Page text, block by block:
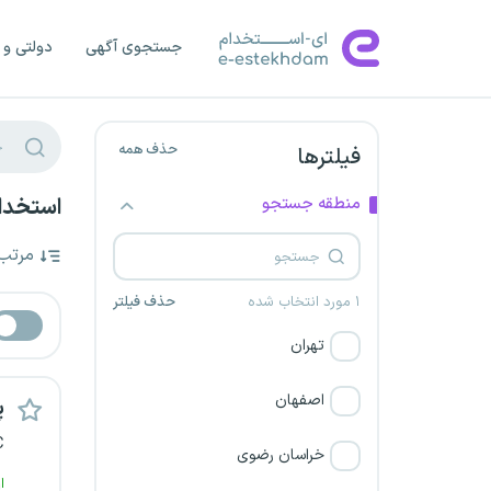
جستجوی آگهی دولتی
فیلترها حذف همه
منطقه جستجو
۱ مورد انتخاب شده حذف فیلتر
تهران
اصفهان
خراسان رضوی